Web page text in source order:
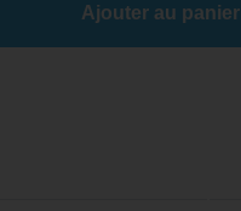
Ajouter au panier